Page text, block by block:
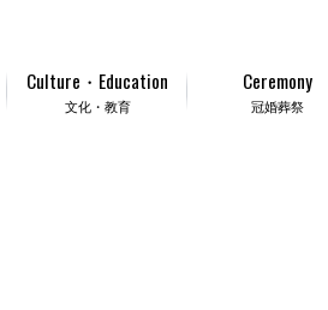
文化・教育
Culture・Education
冠婚葬祭
Ceremony